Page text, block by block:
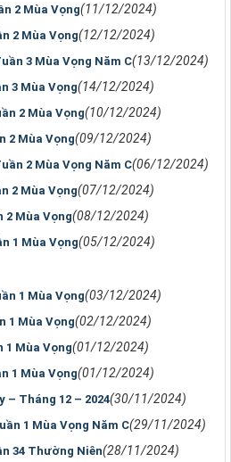
2 Mùa Vọng(11/12/2024)
2 Mùa Vọng(12/12/2024)
3 Mùa Vọng Năm C(13/12/2024)
3 Mùa Vọng(14/12/2024)
2 Mùa Vọng(10/12/2024)
2 Mùa Vọng(09/12/2024)
2 Mùa Vọng Năm C(06/12/2024)
2 Mùa Vọng(07/12/2024)
2 Mùa Vọng(08/12/2024)
1 Mùa Vọng(05/12/2024)
1 Mùa Vọng(03/12/2024)
1 Mùa Vọng(02/12/2024)
1 Mùa Vọng(01/12/2024)
1 Mùa Vọng(01/12/2024)
– Tháng 12 – 2024(30/11/2024)
1 Mùa Vọng Năm C(29/11/2024)
34 Thường Niên(28/11/2024)